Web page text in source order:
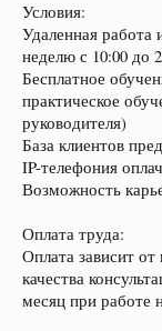
Условия:
Удаленная
неделю с 10:00 до
Бесплатное
практическое
руководителя)
База клиентов
IP-телефония
Возможность
Оплата труда:
Оплата зависит
качества
месяц при работе